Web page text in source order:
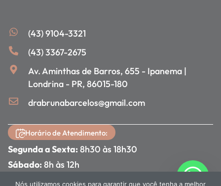
(43) 9104-3321
(43) 3367-2675
Av. Aminthas de Barros, 655 - Ipanema |
Londrina - PR, 86015-180
drabrunabarcelos@gmail.com
Horário de Atendimento:
Segunda a Sexta:8h30 às 18h30
Sábado:8h às 12h
Nós utilizamos cookies para garantir que você tenha a melhor